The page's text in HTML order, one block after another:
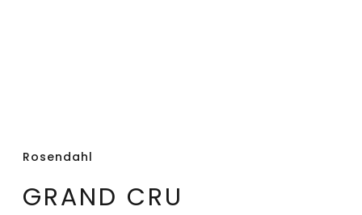
Rosendahl
GRAND CRU